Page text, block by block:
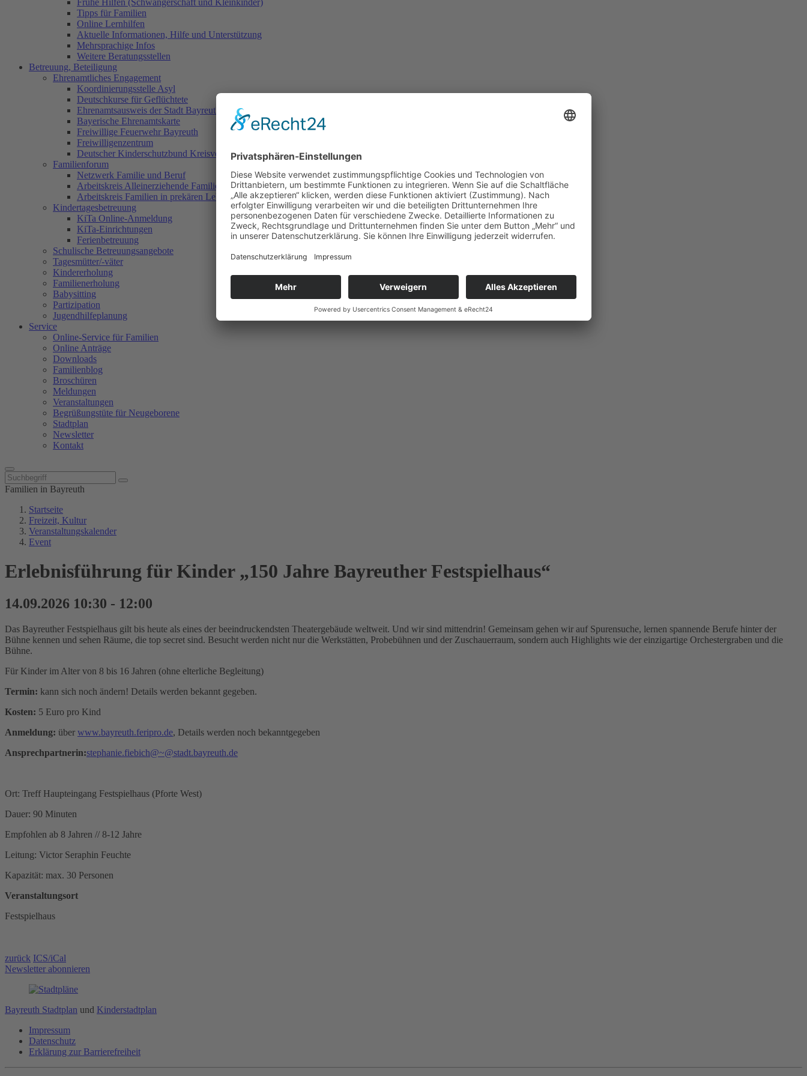
Frühe Hilfen (Schwangerschaft und Kleinkinder)
Tipps für Familien
Online Lernhilfen
Aktuelle Informationen, Hilfe und Unterstützung
Mehrsprachige Infos
Weitere Beratungsstellen
Betreuung, Beteiligung
Ehrenamtliches Engagement
Koordinierungsstelle Asyl
Deutschkurse für Geflüchtete
Ehrenamtsausweis der Stadt Bayreuth
Bayerische Ehrenamtskarte
Freiwillige Feuerwehr Bayreuth
Freiwilligenzentrum
Deutscher Kinderschutzbund Kreisverband Bayreuth e.V.
Familienforum
Netzwerk Familie und Beruf
Arbeitskreis Alleinerziehende Familien
Arbeitskreis Familien in prekären Lebenslagen
Kindertagesbetreuung
KiTa Online-Anmeldung
KiTa-Einrichtungen
Ferienbetreuung
Schulische Betreuungsangebote
Tagesmütter/-väter
Kindererholung
Familienerholung
Babysitting
Partizipation
Jugendhilfeplanung
Service
Online-Service für Familien
Online Anträge
Downloads
Familienblog
Broschüren
Meldungen
Veranstaltungen
Begrüßungstüte für Neugeborene
Stadtplan
Newsletter
Kontakt
Familien in Bayreuth
Startseite
Freizeit, Kultur
Veranstaltungskalender
Event
Erlebnisführung für Kinder „150 Jahre Bayreuther Festspielhaus“
14.09.2026 10:30 - 12:00
Das Bayreuther Festspielhaus gilt bis heute als eines der beeindruckendsten Theatergebäude weltweit. Und wir sind mittendrin! Gemeinsam gehen wir auf Spurensuche, lernen spannende Berufe hinter der
Bühne kennen und sehen Räume, die top secret sind. Besucht werden nicht nur die Werkstätten, Probebühnen und der Zuschauerraum, sondern auch Highlights wie der einzigartige Orchestergraben und die
Bühne.
Für Kinder im Alter von 8 bis 16 Jahren (ohne elterliche Begleitung)
Termin: kann sich noch ändern! Details werden bekannt gegeben.
Kosten: 5 Euro pro Kind
Anmeldung: über www.bayreuth.feripro.de, Details werden noch bekanntgegeben
Ansprechpartnerin:stephanie.fiebich@~@stadt.bayreuth.de
Ort: Treff Haupteingang Festspielhaus (Pforte West)
Dauer: 90 Minuten
Empfohlen ab 8 Jahren // 8-12 Jahre
Leitung: Victor Seraphin Feuchte
Kapazität: max. 30 Personen
Veranstaltungsort
Festspielhaus
zurück ICS/iCal
Newsletter abonnieren
Bayreuth Stadtplan und Kinderstadtplan
Impressum
Datenschutz
Erklärung zur Barrierefreiheit